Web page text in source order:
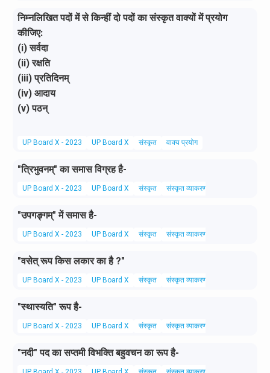
निम्नलिखित पदों में से किन्हीं दो पदों का संस्कृत वाक्यों में प्रयोग
कीजिए:
(i) सर्वदा
(ii) रक्षति
(iii) प्रतिदिनम्
(iv) आदाय
(v) पठन्
UP Board X - 2023 UP Board X संस्कृत वाक्य प्रयोग
"त्रिभुवनम्" का समास विग्रह है-
UP Board X - 2023 UP Board X संस्कृत संस्कृत व्याकरण
"उपगङ्गम्" में समास है-
UP Board X - 2023 UP Board X संस्कृत संस्कृत व्याकरण
"वसेत् रूप किस लकार का है ?"
UP Board X - 2023 UP Board X संस्कृत संस्कृत व्याकरण
"स्थास्यति" रूप है-
UP Board X - 2023 UP Board X संस्कृत संस्कृत व्याकरण
"नदी" पद का सप्तमी विभक्ति बहुवचन का रूप है-